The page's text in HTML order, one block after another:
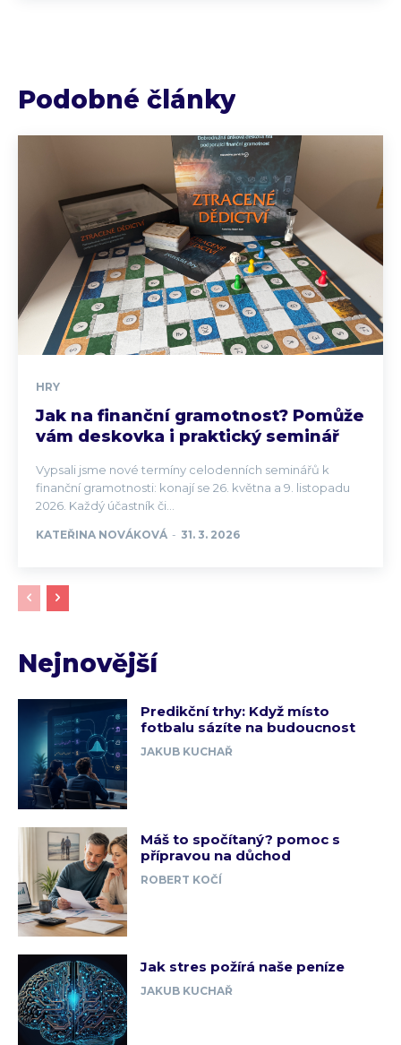
Podobné články
HRY
Jak na finanční gramotnost? Pomůže
vám deskovka i praktický seminář
Vypsali jsme nové termíny celodenních seminářů k
finanční gramotnosti: konají se 26. května a 9. listopadu
2026. Každý účastník či...
KATEŘINA NOVÁKOVÁ - 31. 3. 2026
Nejnovější
Predikční trhy: Když místo
fotbalu sázíte na budoucnost
JAKUB KUCHAŘ
Máš to spočítaný? pomoc s
přípravou na důchod
ROBERT KOČÍ
Jak stres požírá naše peníze
JAKUB KUCHAŘ